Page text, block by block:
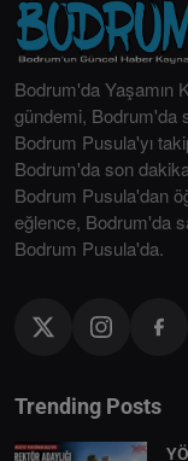
Bodrum'da Yaşamın
gündemi, Bodrum'da
Bodrum Pusula'yı
Bodrum'da son
Bodrum Pusula'dan
eğlence, Bodrum'da
Bodrum Pusula'da.
Trending Posts